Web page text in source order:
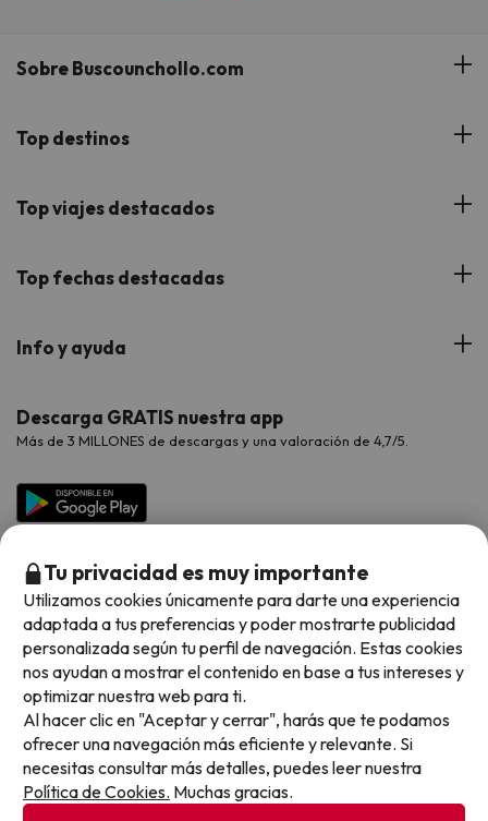
Sobre Buscounchollo.com
¿Quiénes somos?
Buscounchollo en los medios
Proveedores
Viajes para grupos
Top destinos
Hoteles Andalucía
Hoteles Cataluña
Hoteles Galicia
Hoteles Salou
Top viajes destacados
Viajes con Niños
Viajes de Novios
Chollos con Todo Incluido
Chollos en la playa
Hoteles con toboganes
Selección de la Newsletter
Los favoritos de nuestros clientes
Top fechas destacadas
Verano
Vacaciones en Agosto
Vacaciones en Octubre
Vacaciones en Noviembre
Info y ayuda
Contáctanos
Preguntas frecuentes
Descarga GRATIS nuestra app
Más de 3 MILLONES de descargas y una valoración de 4,7/5.
Métodos de pago disponibles
Condiciones generales
Tu privacidad es muy importante
Utilizamos cookies únicamente para darte una experiencia
adaptada a tus preferencias y poder mostrarte publicidad
personalizada según tu perfil de navegación. Estas cookies
nos ayudan a mostrar el contenido en base a tus intereses y
optimizar nuestra web para ti.
Al hacer clic en "Aceptar y cerrar", harás que te podamos
ofrecer una navegación más eficiente y relevante. Si
necesitas consultar más detalles, puedes leer nuestra
Política de Cookies. Muchas gracias.